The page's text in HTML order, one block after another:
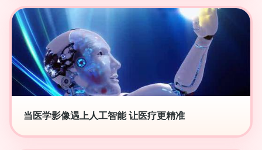
当医学影像遇上人工智能 让医疗更精准